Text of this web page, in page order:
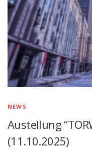
NEWS
Austellung
(11.10.2025)